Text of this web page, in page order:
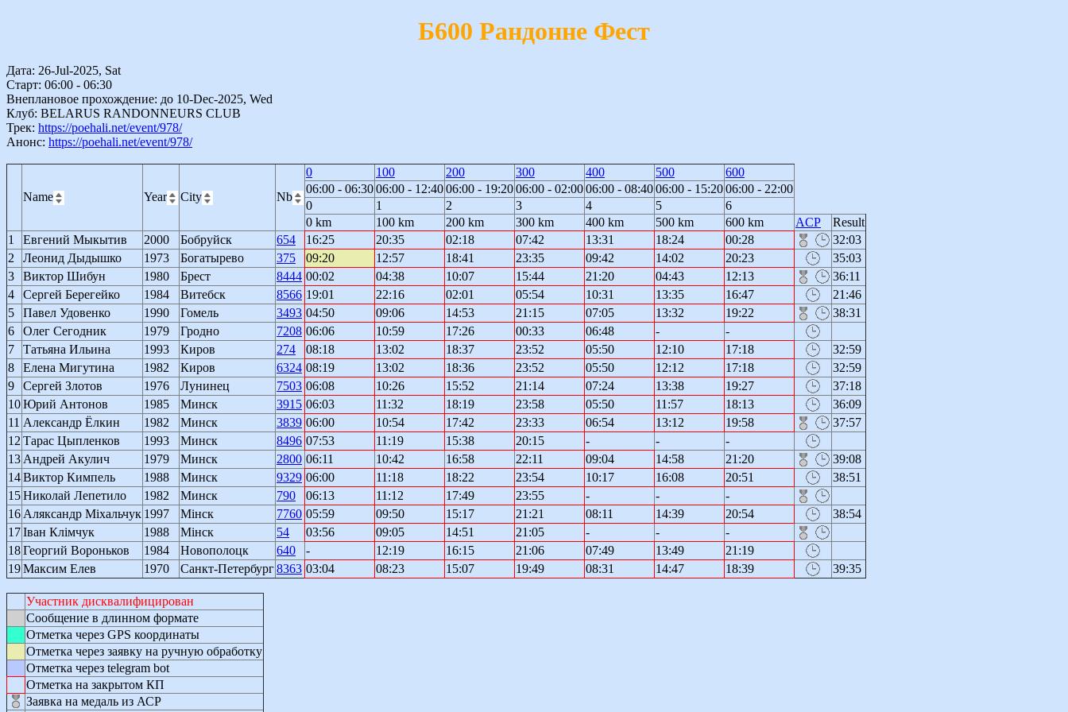
Б600 Рандонне Фест
Дата: 26-Jul-2025, Sat
Старт: 06:00 - 06:30
Внеплановое прохождение: до 10-Dec-2025, Wed
Клуб: BELARUS RANDONNEURS CLUB
Трек: https://poehali.net/event/978/
Анонс: https://poehali.net/event/978/
Name Year City Nb
0 100 200 300 400 500
600
06:00 - 06:3006:00 - 12:4006:00 - 19:2006:00 - 02:0006:00 - 08:4006:00 - 15:2006:00 - 22:00
0
1 2 3 4 5
6
0 km
100 km 200 km 300 km 400 km 500 km 600 km ACP
Result
1
Евгений Мыкытив 2000 Бобруйск 654 16:25 20:35 02:18 07:42 13:31 18:24 00:28
32:03
2
Леонид Дыдышко 1973 Богатырево 375 09:20 12:57 18:41 23:35 09:42 14:02 20:23
35:03
3
Виктор Шибун 1980 Брест 8444 00:02 04:38 10:07 15:44 21:20 04:43 12:13
36:11
4
Сергей Берегейко 1984 Витебск 8566 19:01 22:16 02:01 05:54 10:31 13:35 16:47
21:46
5
Павел Удовенко 1990 Гомель 3493 04:50 09:06 14:53 21:15 07:05 13:32 19:22
38:31
6
Олег Сегодник 1979 Гродно 7208 06:06 10:59 17:26 00:33 06:48 -
-
7
Татьяна Ильина 1993 Киров 274 08:18 13:02 18:37 23:52 05:50 12:10 17:18
32:59
8
Елена Мигутина 1982 Киров 6324 08:19 13:02 18:36 23:52 05:50 12:12 17:18
32:59
9
Сергей Злотов 1976 Лунинец 7503 06:08 10:26 15:52 21:14 07:24 13:38 19:27
37:18
10Юрий Антонов 1985 Минск 3915 06:03 11:32 18:19 23:58 05:50 11:57 18:13
36:09
11 Александр Ёлкин 1982 Минск 3839 06:00 10:54 17:42 23:33 06:54 13:12 19:58
37:57
12 Тарас Цыпленков 1993 Минск 8496 07:53 11:19 15:38 20:15 - -
-
13 Андрей Акулич 1979 Минск 2800 06:11 10:42 16:58 22:11 09:04 14:58 21:20
39:08
14Виктор Кимпель 1988 Минск 9329 06:00 11:18 18:22 23:54 10:17 16:08 20:51
38:51
15Николай Лепетило 1982 Минск 790 06:13 11:12 17:49 23:55 - -
-
16 Аляксандр Міхальчук 1997 Мінск 7760 05:59 09:50 15:17 21:21 08:11 14:39 20:54
38:54
17Іван Клімчук 1988 Мінск 54 03:56 09:05 14:51 21:05 - -
-
18Георгий Вороньков 1984 Новополоцк 640 - 12:19 16:15 21:06 07:49 13:49
21:19
19Максим Елев 1970 Санкт-Петербург8363 03:04 08:23 15:07 19:49 08:31 14:47 18:39 39:35
Участник дисквалифицирован
Сообщение в длинном формате
Отметка через GPS координаты
Отметка через заявку на ручную обработку
Отметка через telegram bot
Отметка на закрытом КП
Заявка на медаль из АСР